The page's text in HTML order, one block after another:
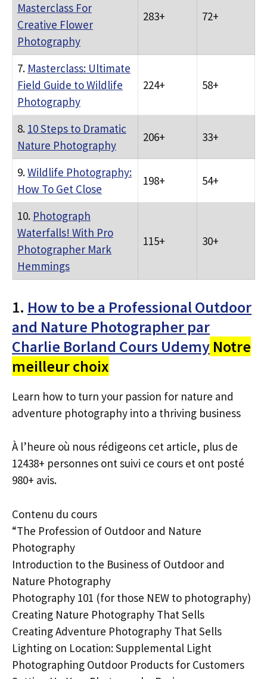
Masterclass For
Creative Flower
Photography
283+ 72+
7. Masterclass: Ultimate
Field Guide to Wildlife
Photography
224+ 58+
8. 10 Steps to Dramatic
Nature Photography
206+ 33+
9.Wildlife Photography:
How To Get Close
198+ 54+
10. Photograph
Waterfalls! With Pro
Photographer Mark
Hemmings
115+ 30+
1. How to be a Professional Outdoor
and Nature Photographer par
Charlie Borland Cours Udemy Notre
meilleur choix
Learn how to turn your passion for nature and
adventure photography into a thriving business
À l’heure où nous rédigeons cet article, plus de
12438+ personnes ont suivi ce cours et ont posté
980+ avis.
Contenu du cours
“The Profession of Outdoor and Nature
Photography
Introduction to the Business of Outdoor and
Nature Photography
Photography 101 (for those NEW to photography)
Creating Nature Photography That Sells
Creating Adventure Photography That Sells
Lighting on Location: Supplemental Light
Photographing Outdoor Products for Customers